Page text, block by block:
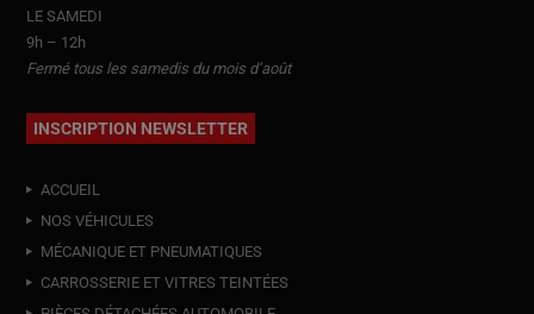
LE SAMEDI
9h – 12h
Fermé tous les samedis du mois d’août
INSCRIPTION NEWSLETTER
ACCUEIL
NOS VÉHICULES
MÉCANIQUE ET PNEUMATIQUES
CARROSSERIE ET VITRES TEINTÉES